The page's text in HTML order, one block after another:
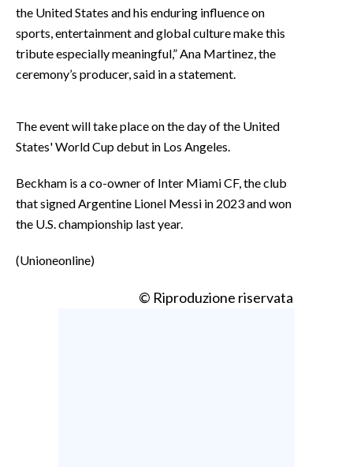
ANNUNCI
NECROLOGI
PUBBLICITÀ
SPIAGGE
the United States and his enduring influence on
sports, entertainment and global culture make this
tribute especially meaningful,” Ana Martinez, the
ceremony’s producer, said in a statement.
The event will take place on the day of the United
States' World Cup debut in Los Angeles.
Beckham is a co-owner of Inter Miami CF, the club
that signed Argentine Lionel Messi in 2023 and won
the U.S. championship last year.
(Unioneonline)
© Riproduzione riservata